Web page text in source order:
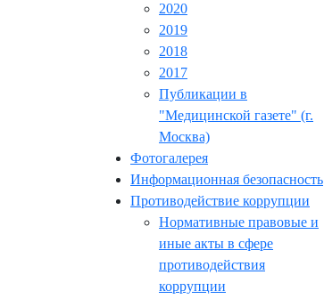
2020
2019
2018
2017
Публикации в
"Медицинской газете" (г.
Москва)
Фотогалерея
Информационная безопасность
Противодействие коррупции
Нормативные правовые и
иные акты в сфере
противодействия
коррупции